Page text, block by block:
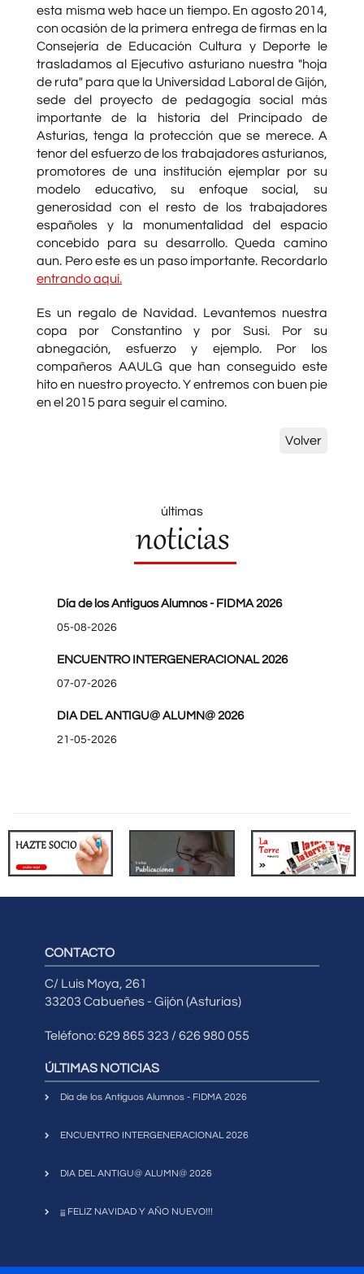
esta misma web hace un tiempo. En agosto 2014,
con ocasión de la primera entrega de firmas en la
Consejería de Educación Cultura y Deporte le
trasladamos al Ejecutivo asturiano nuestra "hoja
de ruta" para que la Universidad Laboral de Gijón,
sede del proyecto de pedagogía social más
importante de la historia del Principado de
Asturias, tenga la protección que se merece. A
tenor del esfuerzo de los trabajadores asturianos,
promotores de una institución ejemplar por su
modelo educativo, su enfoque social, su
generosidad con el resto de los trabajadores
españoles y la monumentalidad del espacio
concebido para su desarrollo. Queda camino
aun. Pero este es un paso importante. Recordarlo
entrando aquí.
Es un regalo de Navidad. Levantemos nuestra
copa por Constantino y por Susi. Por su
abnegación, esfuerzo y ejemplo. Por los
compañeros AAULG que han conseguido este
hito en nuestro proyecto. Y entremos con buen pie
en el 2015 para seguir el camino.
Volver
últimas
noticias
Día de los Antiguos Alumnos - FIDMA 2026
05-08-2026
ENCUENTRO INTERGENERACIONAL 2026
07-07-2026
DIA DEL ANTIGU@ ALUMN@ 2026
21-05-2026
CONTACTO
C/ Luis Moya, 261
33203 Cabueñes - Gijón (Asturias)
Teléfono: 629 865 323 / 626 980 055
ÚLTIMAS NOTICIAS
Día de los Antiguos Alumnos - FIDMA 2026
ENCUENTRO INTERGENERACIONAL 2026
DIA DEL ANTIGU@ ALUMN@ 2026
¡¡¡ FELIZ NAVIDAD Y AÑO NUEVO!!!